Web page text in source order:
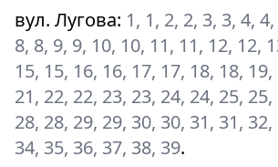
вул. Лугова: 1, 1, 2, 2, 3, 3, 4,
8, 8, 9, 9, 10, 10, 11, 11, 12, 12,
15, 15, 16, 16, 17, 17, 18, 18,
21, 22, 22, 23, 23, 24, 24, 25,
28, 28, 29, 29, 30, 30, 31, 31,
34, 35, 36, 37, 38, 39.